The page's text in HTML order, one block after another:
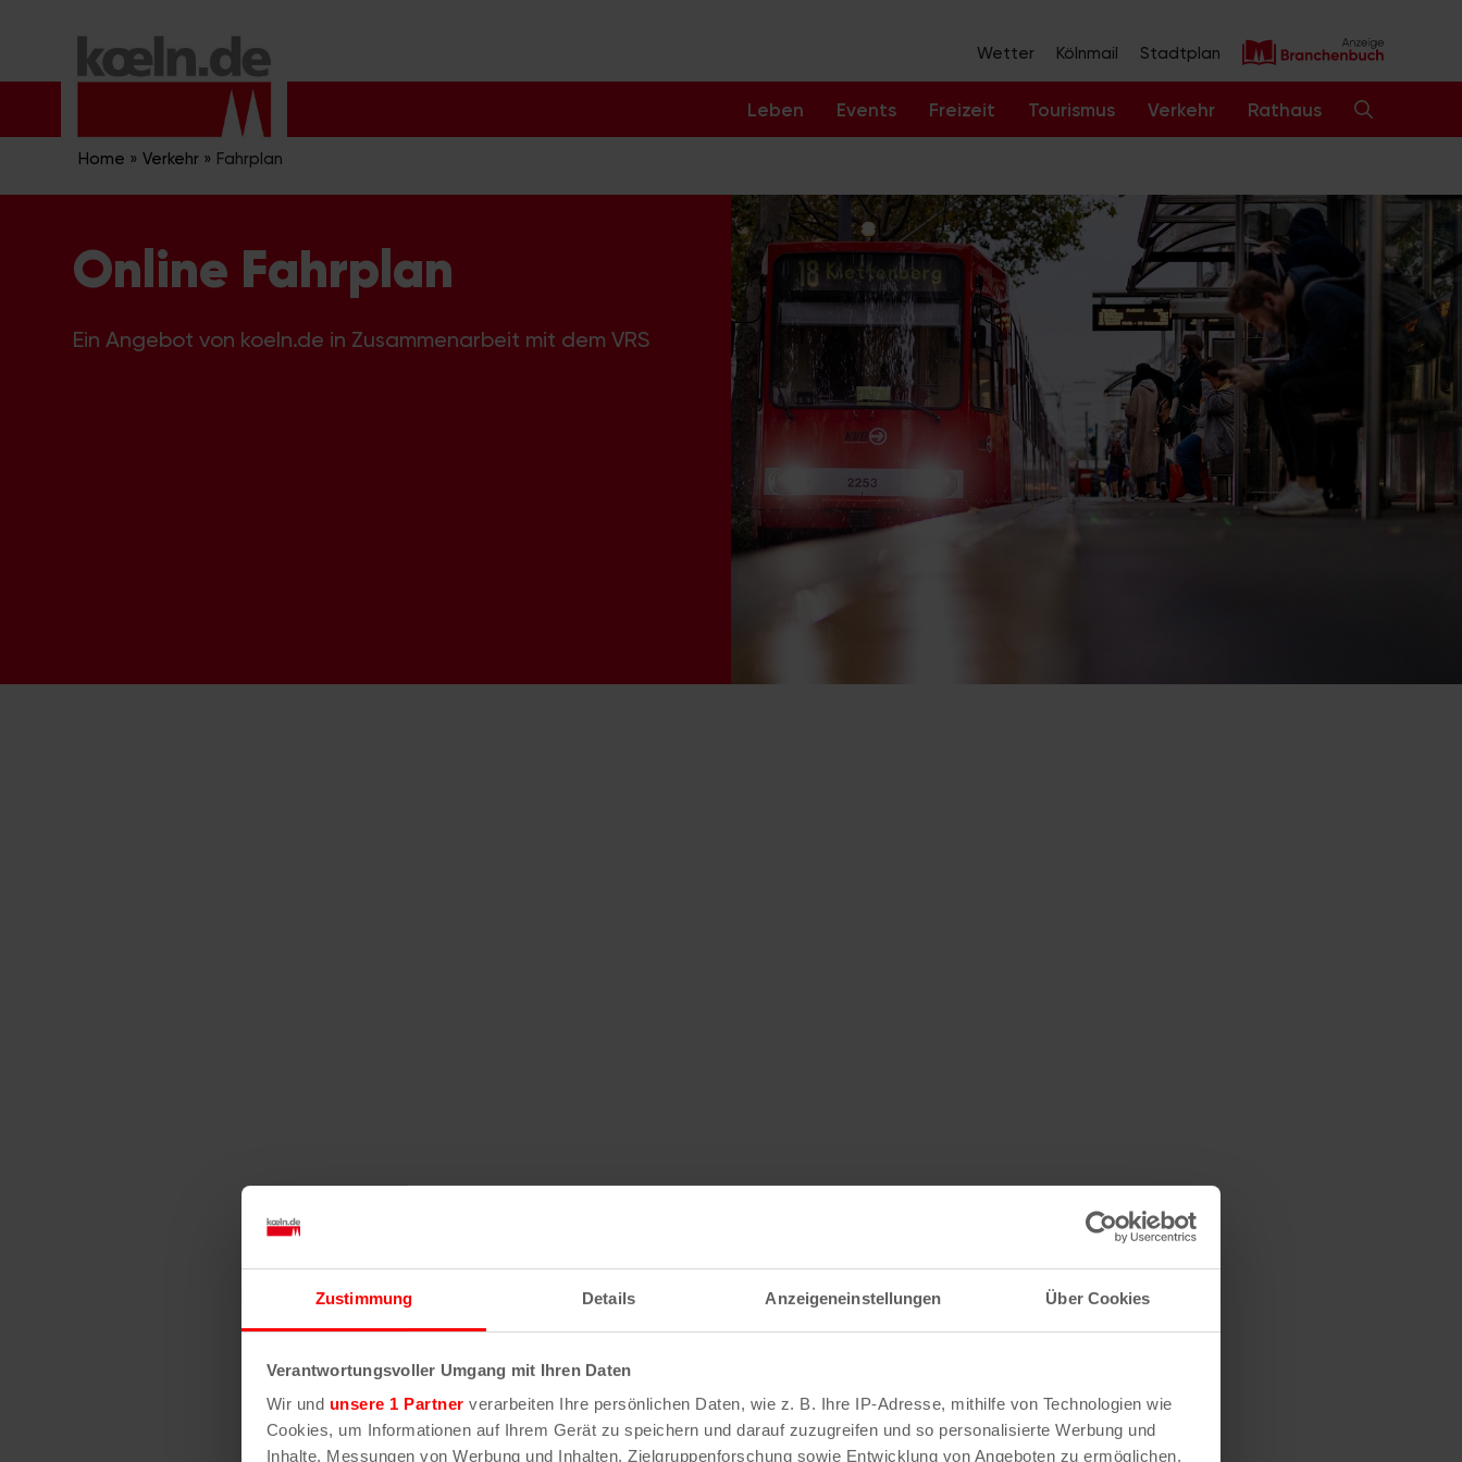
Zustimmung Details Anzeigeneinstellungen Über Cookies
Verantwortungsvoller Umgang mit Ihren Daten
Wir und unsere 1 Partner verarbeiten Ihre persönlichen Daten, wie z. B. Ihre IP-Adresse, mithilfe von Technologien wie
Cookies, um Informationen auf Ihrem Gerät zu speichern und darauf zuzugreifen und so personalisierte Werbung und
Inhalte, Messungen von Werbung und Inhalten, Zielgruppenforschung sowie Entwicklung von Angeboten zu ermöglichen.
Inhalt
Wetter Kölnmail Stadtplan
Leben Events Freizeit Tourismus Verkehr Rathaus
Home » Verkehr » Fahrplan
Online Fahrplan
Ein Angebot von koeln.de in Zusammenarbeit mit dem VRS